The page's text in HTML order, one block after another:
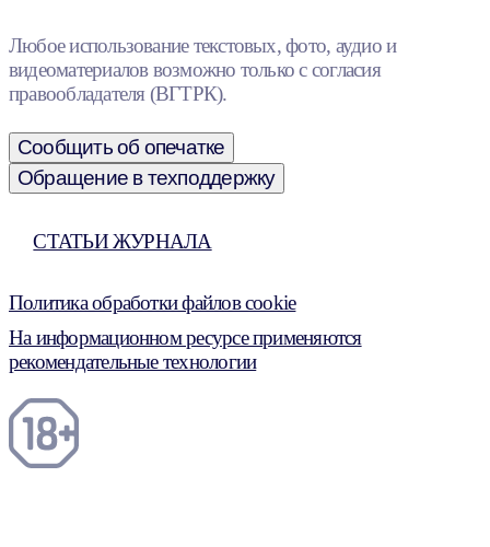
Любое использование текстовых, фото, аудио и
видеоматериалов возможно только с согласия
правообладателя (ВГТРК).
Сообщить об опечатке
Обращение в техподдержку
СТАТЬИ ЖУРНАЛА
Политика обработки файлов cookie
На информационном ресурсе применяются
рекомендательные технологии